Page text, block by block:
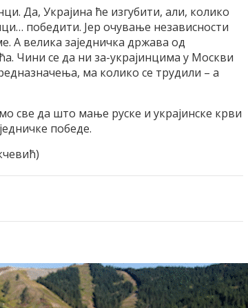
Да, Украјина ће изгубити, али, колико
победити. Јер очување независности
А велика заједничка држава од
Чини се да ни за-украјинцима у Москви
ма колико се трудили – а
све да што мање руске и украјинске крви
победе.